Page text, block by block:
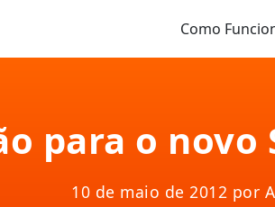
Como
para o novo
10 de maio de 2012 por